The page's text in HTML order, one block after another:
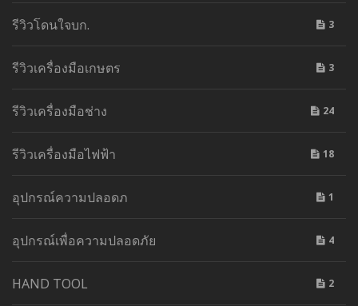
รีวิวโดนใจบก. 3
รีวิวเครื่องมือเกษตร 3
รีวิวเครื่องมือช่าง 24
รีวิวเครื่องมือไฟฟ้า 18
อุปกรณ์ความปลอดภ 1
อุปกรณ์เพื่อความปลอดภัย 4
HAND TOOL 2